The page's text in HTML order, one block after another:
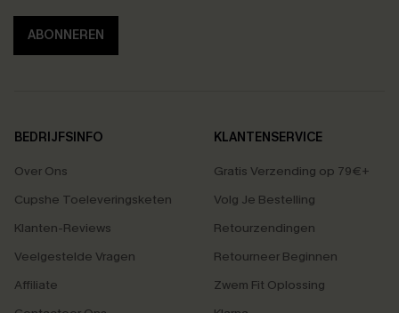
ABONNEREN
BEDRIJFSINFO
Over Ons
Cupshe Toeleveringsketen
Klanten-Reviews
Veelgestelde Vragen
Affiliate
KLANTENSERVICE
Gratis Verzending op 79€+
Volg Je Bestelling
Retourzendingen
Retourneer Beginnen
Zwem Fit Oplossing